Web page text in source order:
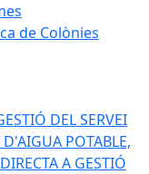
de Colònies
DEL SERVEI
POTABLE,
A GESTIÓ